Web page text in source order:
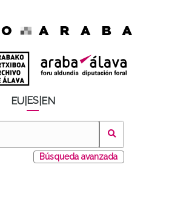
EU ES EN
Búsqueda avanzada